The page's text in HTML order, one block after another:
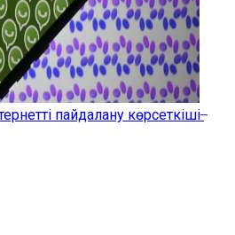
пайдалану көрсеткіші